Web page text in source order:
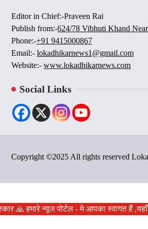
Editor in Chief:-Praveen Rai
Publish from:-624/78 Vibhuti Khand
Phone:-+91 9415000867
Email:- lokadhikarnews1@gmail.com
Website:- www.lokadhikarnews.com
Social Links
Copyright ©2025 All rights reserved
🙏 हमारे न्यूज पोर्टल - मे आपका स्वागत हैं